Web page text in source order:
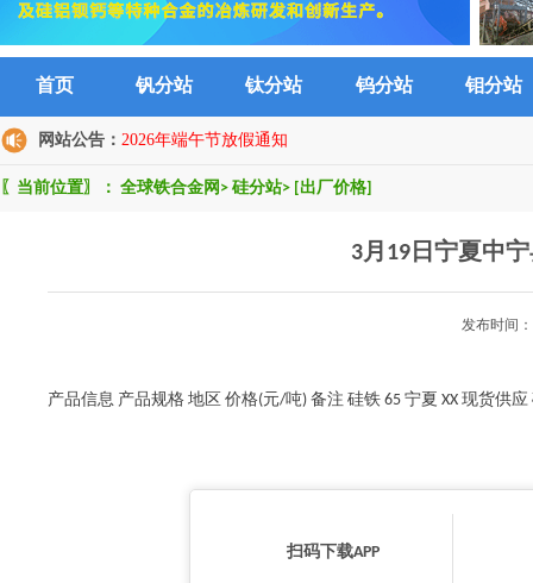
首页 钒分站 钛分站 钨分站 钼分站
网站公告： 2026年端午节放假通知
〖当前位置〗： 全球铁合金网 > 硅分站> [出厂价格]
3月19日宁夏中
发布时间
产品信息 产品规格 地区 价格(元/吨) 备注 硅铁 65 宁夏 XX 现货供应
扫码下载APP